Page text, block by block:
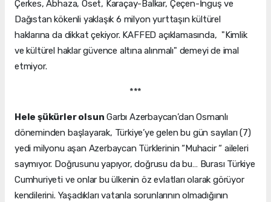
Çerkes, Abhaza, Oset, Karaçay-Balkar, Çeçen-İnguş ve
Dağıstan kökenli yaklaşık 6 milyon yurttaşın kültürel
haklarına da dikkat çekiyor. KAFFED açıklamasında, "Kimlik
ve kültürel haklar güvence altına alınmalı" demeyi de imal
etmiyor.
***
Hele şükürler olsun Garbı Azerbaycan’dan Osmanlı
döneminden başlayarak, Türkiye’ye gelen bu gün sayıları (7)
yedi milyonu aşan Azerbaycan Türklerinin “Muhacir “ aileleri
saymıyor. Doğrusunu yapıyor, doğrusu da bu… Burası Türkiye
Cumhuriyeti ve onlar bu ülkenin öz evlatları olarak görüyor
kendilerini. Yaşadıkları vatanla sorunlarının olmadığının